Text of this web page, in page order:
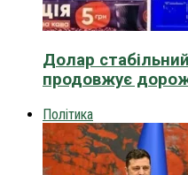
Долар
продовжує
Політика